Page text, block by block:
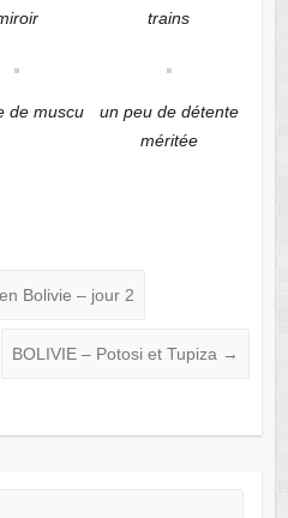
trains
de muscu
un peu de détente
méritée
Bolivie – jour 2
BOLIVIE – Potosi et Tupiza →